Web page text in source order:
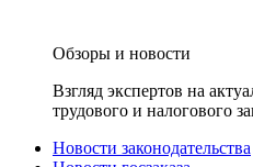
Обзоры и новости
Взгляд экспертов на
трудового и налогового
Новости законодательства